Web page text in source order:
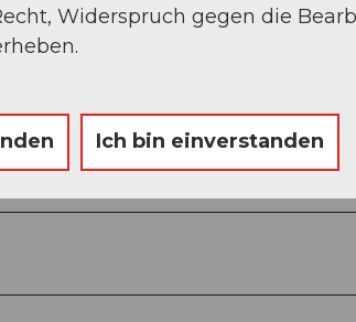
- Punkt 1109 - Untere
Widerspruch gegen die
Ich bin einverstanden